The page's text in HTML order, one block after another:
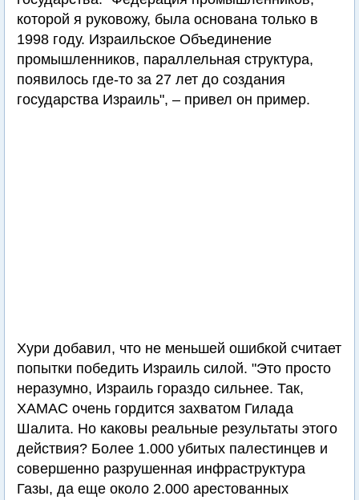
которой я руковожу, была основана только в
1998 году. Израильское Объединение
промышленников, параллельная структура,
появилось где-то за 27 лет до создания
государства Израиль", – привел он пример.
Хури добавил, что не меньшей ошибкой считает
попытки победить Израиль силой. "Это просто
неразумно, Израиль гораздо сильнее. Так,
ХАМАС очень гордится захватом Гилада
Шалита. Но каковы реальные результаты этого
действия? Более 1.000 убитых палестинцев и
совершенно разрушенная инфраструктура
Газы, да еще около 2.000 арестованных